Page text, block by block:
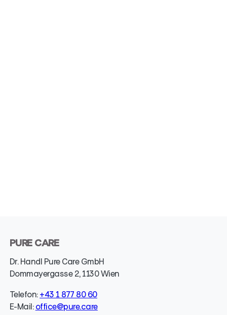
PURE CARE
Dr. Handl Pure Care GmbH
Dommayergasse 2, 1130 Wien
Telefon:+43 1 877 80 60
E-Mail:office@pure.care